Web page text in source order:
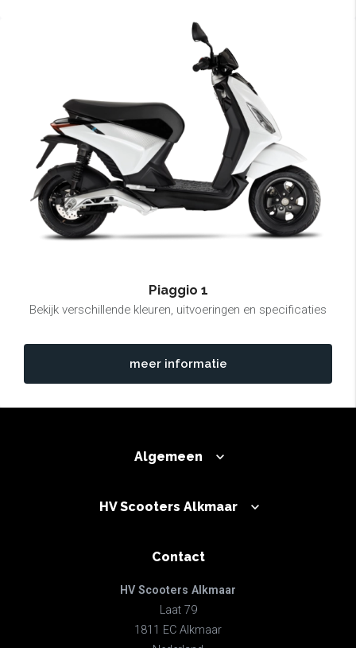
Piaggio 1
Bekijk verschillende kleuren, uitvoeringen en specificaties
meer informatie
Algemeen
HV Scooters Alkmaar
Contact
HV Scooters Alkmaar
Laat 79
1811 EC Alkmaar